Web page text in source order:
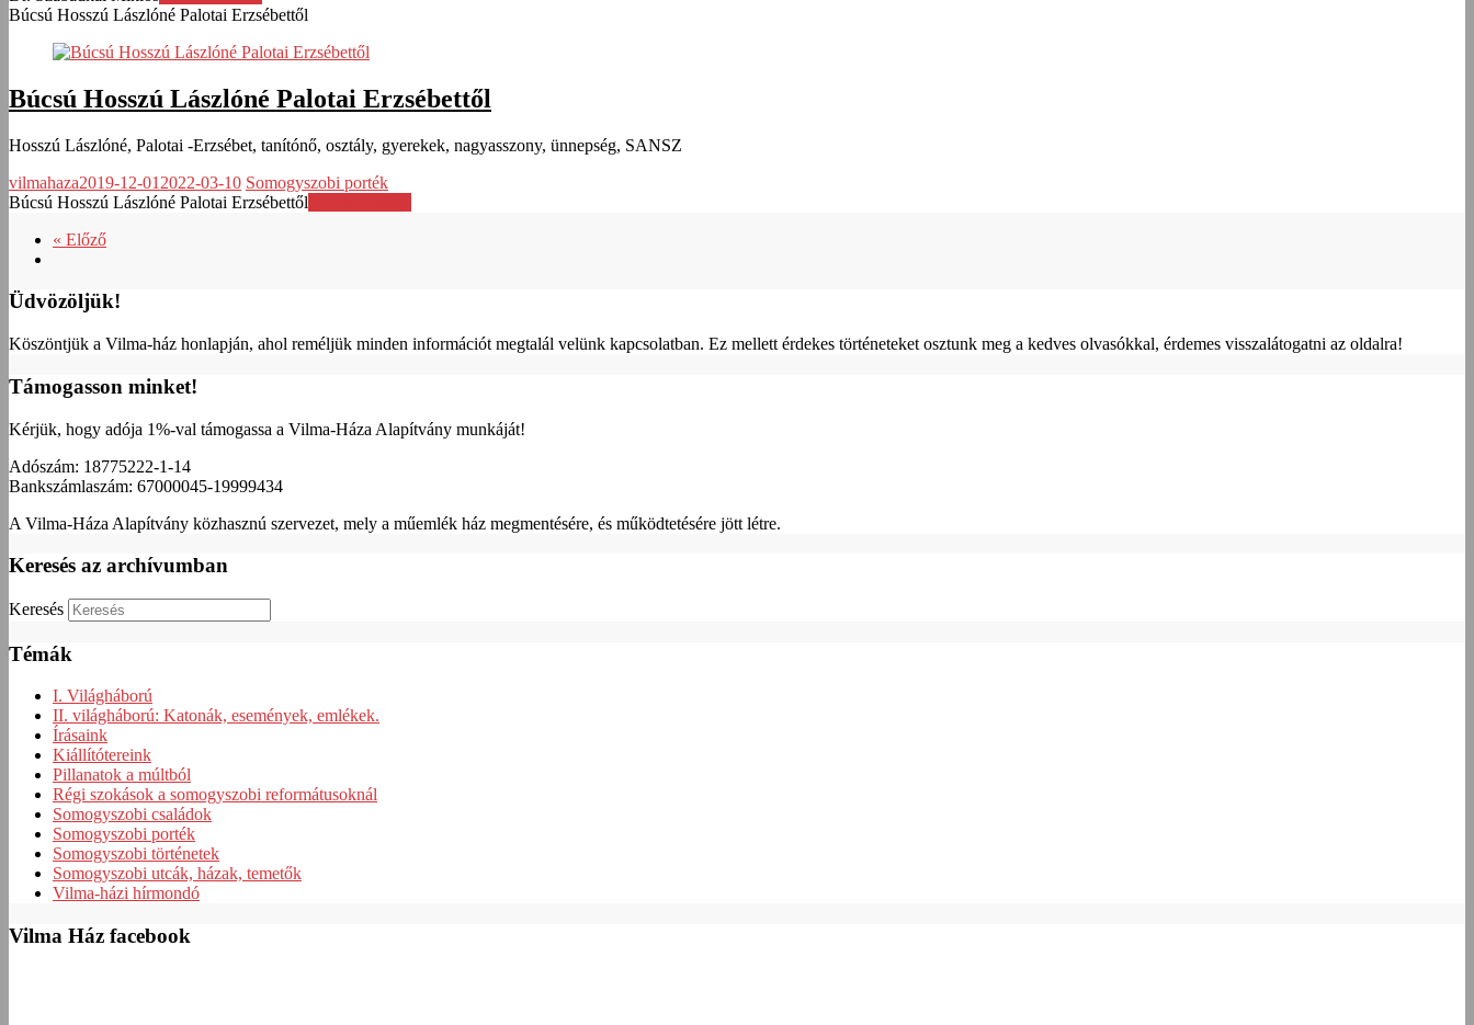
Búcsú Hosszú Lászlóné Palotai Erzsébettől
Búcsú Hosszú Lászlóné Palotai Erzsébettől
Hosszú Lászlóné, Palotai -Erzsébet, tanítónő, osztály, gyerekek, nagyasszony, ünnepség, SANSZ
vilmahaza2019-12-01 2022-03-10 Somogyszobi porték
Búcsú Hosszú Lászlóné Palotai Erzsébettől
« Előző
Üdvözöljük!
Köszöntjük a Vilma-ház honlapján, ahol reméljük minden információt megtalál velünk kapcsolatban. Ez mellett érdekes történeteket osztunk meg a kedves olvasókkal, érdemes visszalátogatni az oldalra!
Támogasson minket!
Kérjük, hogy adója 1%-val támogassa a Vilma-Háza Alapítvány munkáját!
Adószám: 18775222-1-14
Bankszámlaszám: 67000045-19999434
A Vilma-Háza Alapítvány közhasznú szervezet, mely a műemlék ház megmentésére, és működtetésére jött létre.
Keresés az archívumban
Keresés
Témák
I. Világháború
II. világháború: Katonák, események, emlékek.
Írásaink
Kiállítótereink
Pillanatok a múltból
Régi szokások a somogyszobi reformátusoknál
Somogyszobi családok
Somogyszobi porték
Somogyszobi történetek
Somogyszobi utcák, házak, temetők
Vilma-házi hírmondó
Vilma Ház facebook